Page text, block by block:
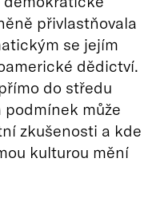
přivlastňovala
se jejím
dědictví.
do středu
podmínek může
zkušenosti a kde
kulturou mění